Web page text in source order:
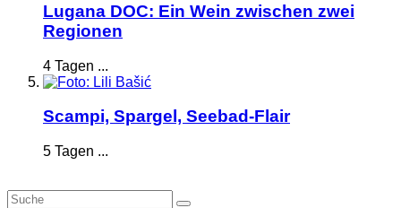
Lugana DOC: Ein Wein zwischen zwei
Regionen
4 Tagen ...
Scampi, Spargel, Seebad-Flair
5 Tagen ...